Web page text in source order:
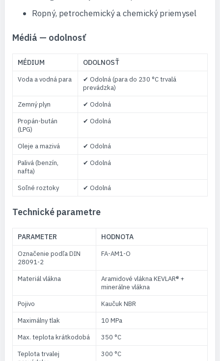
Ropný, petrochemický a chemický priemysel
Médiá — odolnosť
MÉDIUM ODOLNOSŤ
Voda a vodná para
✔ Odolná (para do 230 °C trvalá
prevádzka)
Zemný plyn
✔ Odolná
Propán-bután
(LPG)
✔ Odolná
Oleje a mazivá
✔ Odolná
Palivá (benzín,
nafta)
✔ Odolná
Soľné roztoky ✔ Odolná
Technické parametre
PARAMETER HODNOTA
Označenie podľa DIN
28091-2
FA-AM1-O
Materiál vlákna
Aramidové vlákna KEVLAR® +
minerálne vlákna
Pojivo
Kaučuk NBR
Maximálny tlak
10 MPa
Max. teplota krátkodobá
350 °C
Teplota trvalej
300 °C